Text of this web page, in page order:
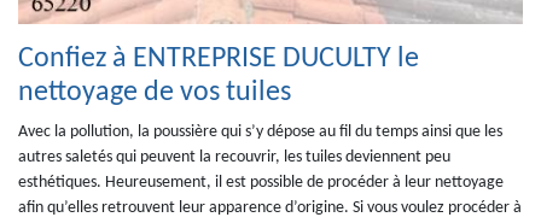
Confiez à ENTREPRISE DUCULTY le
nettoyage de vos tuiles
Avec la pollution, la poussière qui s’y dépose au fil du temps ainsi que les
autres saletés qui peuvent la recouvrir, les tuiles deviennent peu
esthétiques. Heureusement, il est possible de procéder à leur nettoyage
afin qu’elles retrouvent leur apparence d’origine. Si vous voulez procéder à